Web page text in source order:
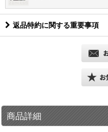
返品特約に関する重要事項
商品詳細